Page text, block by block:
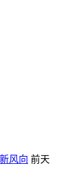
风向 前天